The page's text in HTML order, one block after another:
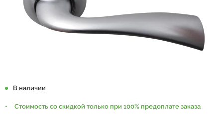
В наличии
Стоимость со скидкой только при 100% предоплате заказа